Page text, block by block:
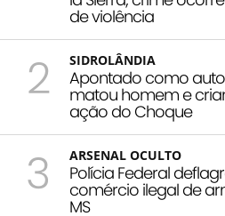
de violência
2 SIDROLÂNDIA
Apontado como
matou homem e
ação do Choque
3 ARSENAL OCULTO
Polícia Federal
comércio ilegal de
MS